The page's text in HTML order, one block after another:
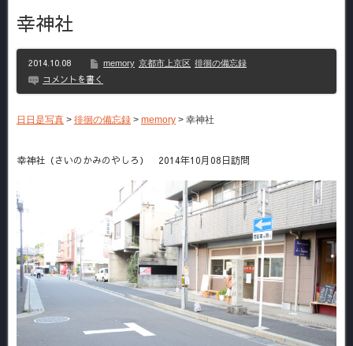
幸神社
2014.10.08 memory 京都市上京区 徘徊の備忘録
コメントを書く
日日是写真 > 徘徊の備忘録 > memory > 幸神社
幸神社（さいのかみのやしろ） 2014年10月08日訪問